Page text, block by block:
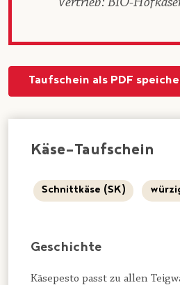
Vertrieb: BIO-
Taufschein als PDF
Käse-Taufschein
Schnittkäse (SK)
Geschichte
Käsepesto passt zu allen